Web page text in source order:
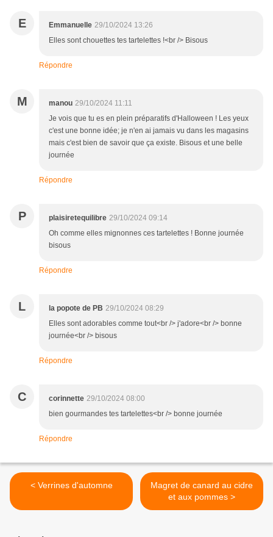
E Emmanuelle 29/10/2024 13:26
Elles sont chouettes tes tartelettes !<br /> Bisous
Répondre
M manou 29/10/2024 11:11
Je vois que tu es en plein préparatifs d'Halloween ! Les yeux
c'est une bonne idée; je n'en ai jamais vu dans les magasins
mais c'est bien de savoir que ça existe. Bisous et une belle
journée
Répondre
P plaisiretequilibre 29/10/2024 09:14
Oh comme elles mignonnes ces tartelettes ! Bonne journée
bisous
Répondre
L la popote de PB 29/10/2024 08:29
Elles sont adorables comme tout<br /> j'adore<br /> bonne
journée<br /> bisous
Répondre
C corinnette 29/10/2024 08:00
bien gourmandes tes tartelettes<br /> bonne journée
Répondre
< Verrines d'automne
Magret de canard au cidre
et aux pommes >